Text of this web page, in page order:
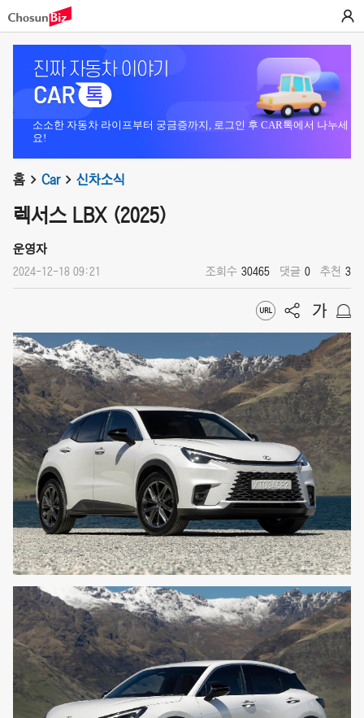
소소한 자동차 라이프부터 궁금증까지, 로그인 후 CAR톡에서 나누세
요!
홈 Car 신차소식
렉서스 LBX (2025)
운영자
2024-12-18 09:21 조회수 30465 댓글 0 추천 3